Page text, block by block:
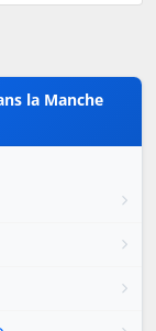
la Manche